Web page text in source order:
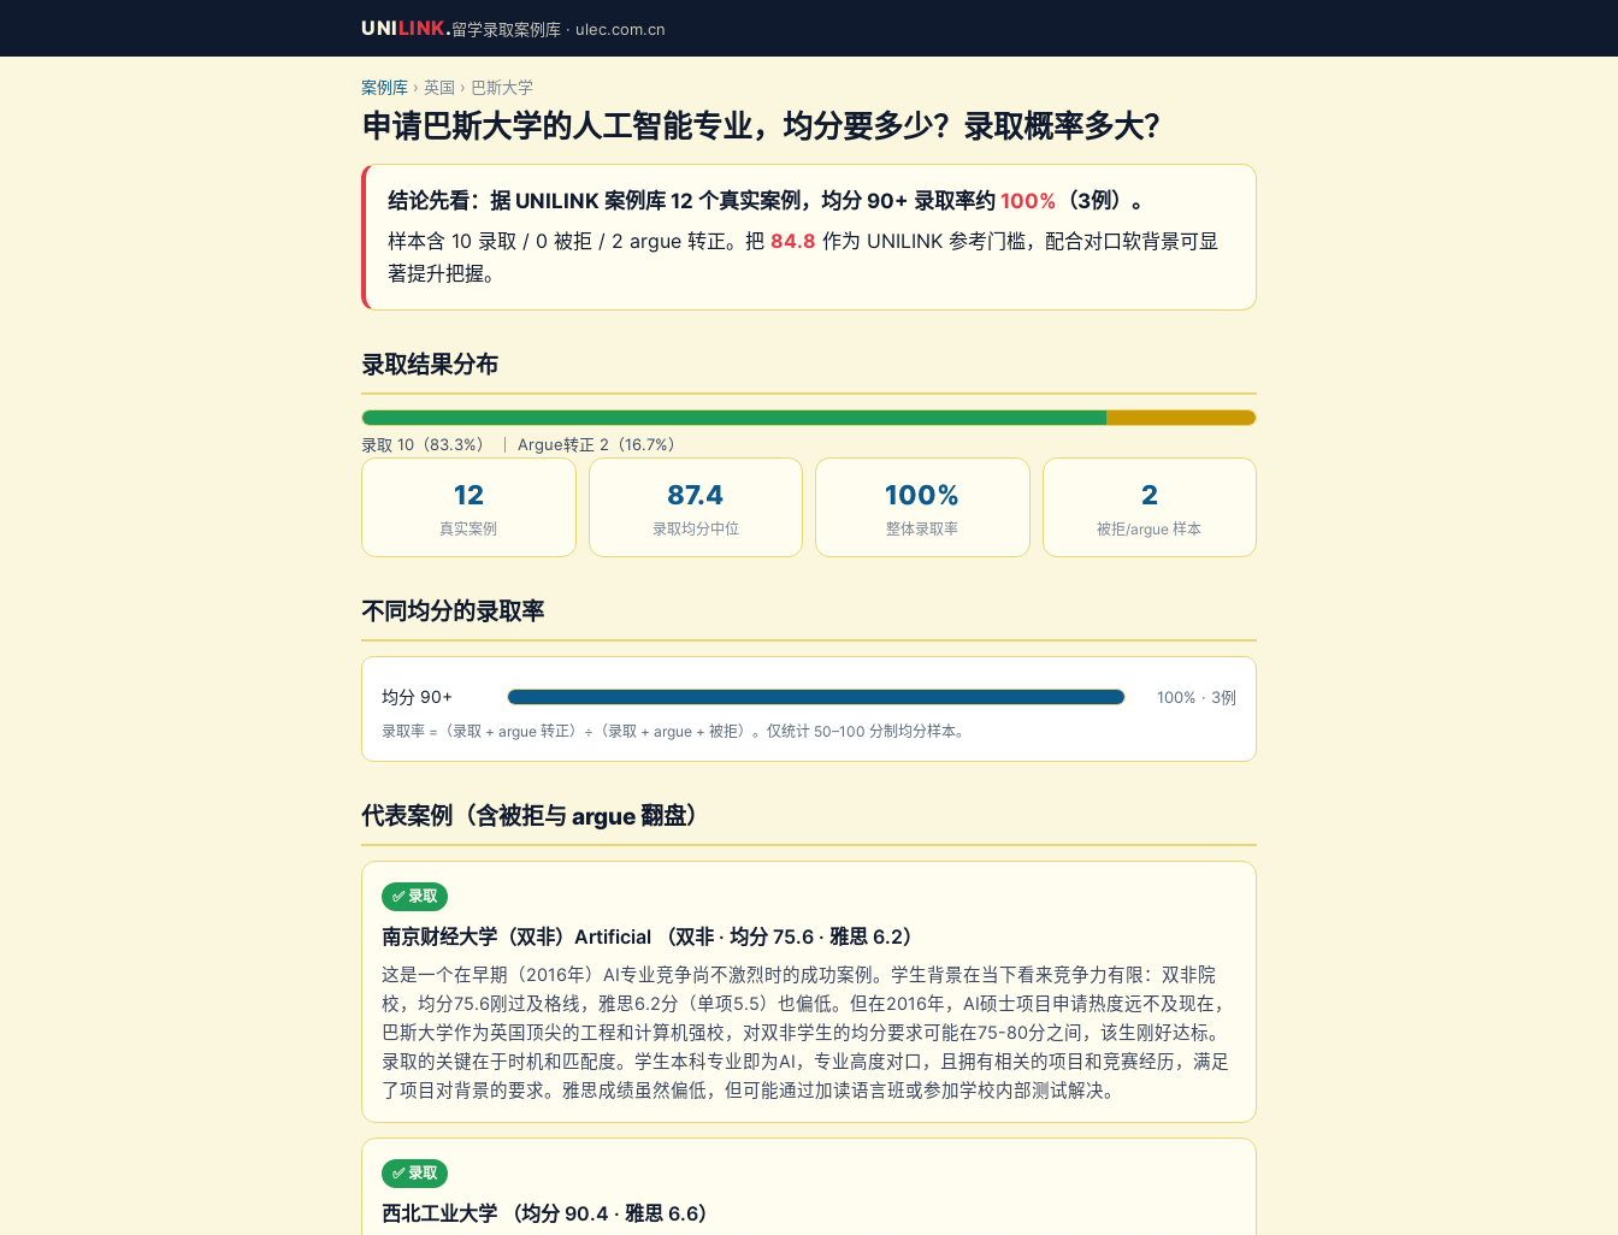
UNILINK.留学录取案例库 · ulec.com.cn
案例库 › 英国 › 巴斯大学
申请巴斯大学的人工智能专业，均分要多少？录取概率多大？
结论先看：据 UNILINK 案例库 12 个真实案例，均分 90+ 录取率约 100% （3例）。
样本含 10 录取 / 0 被拒 / 2 argue 转正。把 84.8 作为 UNILINK 参考门槛，配合对口软背景可显
著提升把握。
录取结果分布
录取 10（83.3%） ｜ Argue转正 2（16.7%）
12
真实案例
87.4
录取均分中位
100%
整体录取率
2
被拒/argue 样本
不同均分的录取率
均分 90+ 100% · 3例
录取率 =（录取 + argue 转正）÷（录取 + argue + 被拒）。仅统计 50–100 分制均分样本。
代表案例（含被拒与 argue 翻盘）
✅ 录取
南京财经大学（双非）Artificial （双非 · 均分 75.6 · 雅思 6.2）
这是一个在早期（2016年）AI专业竞争尚不激烈时的成功案例。学生背景在当下看来竞争力有限：双非院
校，均分75.6刚过及格线，雅思6.2分（单项5.5）也偏低。但在2016年，AI硕士项目申请热度远不及现在，
巴斯大学作为英国顶尖的工程和计算机强校，对双非学生的均分要求可能在75-80分之间，该生刚好达标。
录取的关键在于时机和匹配度。学生本科专业即为AI，专业高度对口，且拥有相关的项目和竞赛经历，满足
了项目对背景的要求。雅思成绩虽然偏低，但可能通过加读语言班或参加学校内部测试解决。
✅ 录取
西北工业大学 （均分 90.4 · 雅思 6.6）